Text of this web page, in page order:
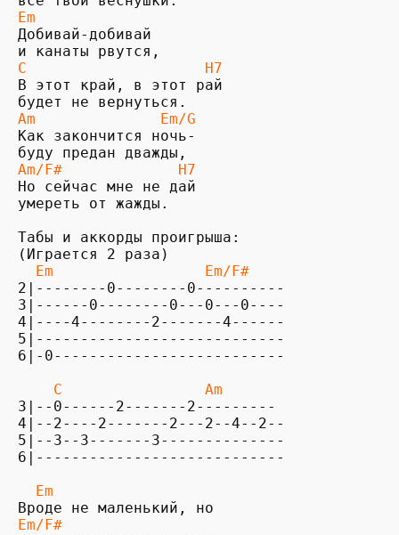
Em
Добивай-добивай
C                    H7
В этот край, в этот рай
Am              Em/G
Как закончится ночь-
Am/F#             H7
Но сейчас мне не дай
умереть от жажды.
Табы и аккорды проигрыша:
(Играется 2 раза)
Em                 Em/F#
2|--------0--------0----------
3|------0--------0---0---0----
4|----4--------2-------4------
5|----------------------------
6|-0--------------------------
C                Am
3|--0------2-------2---------
4|--2----2-------2---2--4--2--
5|--3--3-------3--------------
6|----------------------------
  Em
Em/F#